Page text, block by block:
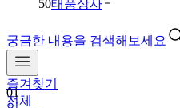
50태풍상사
궁금한 내용을 검색해보세요
즐겨찾기
전체
01